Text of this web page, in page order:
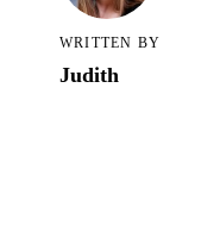
Alle Blogartikel in TCS
WRITTEN BY
Judith